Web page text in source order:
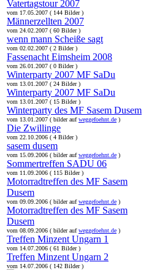
Vatertagstour 2007
vom 17.05.2007 ( 144 Bilder )
Männerzellten 2007
vom 24.02.2007 ( 60 Bilder )
wenn mann Scheiße sagt
vom 02.02.2007 ( 2 Bilder )
Fassenacht Eimsheim 2008
vom 26.01.2007 ( 0 Bilder )
Winterparty 2007 MF SaDu
vom 13.01.2007 ( 24 Bilder )
Winterparty 2007 MF SaDu
vom 13.01.2007 ( 15 Bilder )
Winterparty des MF Sasem Dusem
vom 13.01.2007 ( bilder aufweggefoehnt.de )
Die Zwillinge
vom 22.10.2006 ( 4 Bilder )
sasem dusem
vom 15.09.2006 ( bilder aufweggefoehnt.de )
Sommertreffen SADU 06
vom 11.09.2006 ( 115 Bilder )
Motorradtreffen des MF Sasem
Dusem
vom 09.09.2006 ( bilder aufweggefoehnt.de )
Motorradtreffen des MF Sasem
Dusem
vom 08.09.2006 ( bilder aufweggefoehnt.de )
Treffen Minzent Ungarn 1
vom 14.07.2006 ( 61 Bilder )
Treffen Minzent Ungarn 2
vom 14.07.2006 ( 142 Bilder )